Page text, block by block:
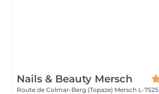
Nails & Beauty Mersch
Route de Colmar-Berg (Topaze) Mersch L-7525